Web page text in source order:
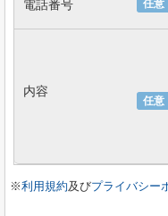
任意
電話番号
任意
内容
※利用規約及びプライバシー